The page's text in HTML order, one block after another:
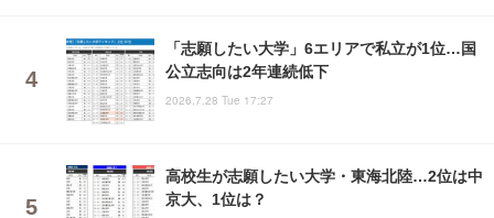
「志願したい大学」6エリアで私立が1位…国
公立志向は2年連続低下
2026.7.28 Tue 17:27
高校生が志願したい大学・東海北陸…2位は中
京大、1位は？